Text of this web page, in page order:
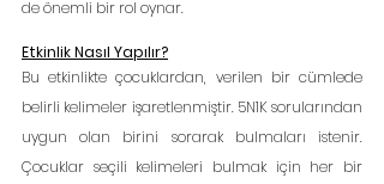
de önemli bir rol oynar.
Etkinlik Nasıl Yapılır?
Bu etkinlikte çocuklardan, verilen bir cümlede
belirli kelimeler işaretlenmiştir. 5N1K sorularından
uygun olan birini sorarak bulmaları istenir.
Çocuklar seçili kelimeleri bulmak için her bir